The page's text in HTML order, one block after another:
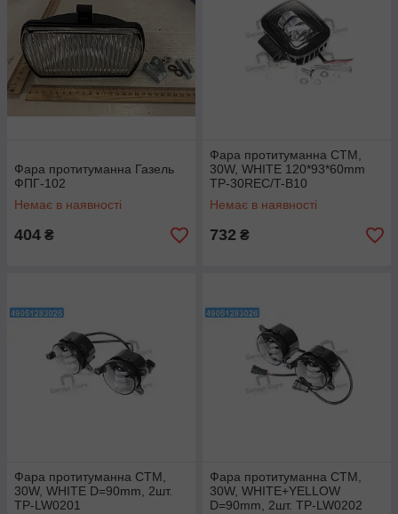
Фара протитуманна Газель
ФПГ-102
Немає в наявності
404 ₴
Фара протитуманна СТМ,
30W, WHITE 120*93*60mm
TP-30REC/T-B10
Немає в наявності
732 ₴
Фара протитуманна СТМ,
30W, WHITE D=90mm, 2шт.
TP-LW0201
Фара протитуманна СТМ,
30W, WHITE+YELLOW
D=90mm, 2шт. TP-LW0202